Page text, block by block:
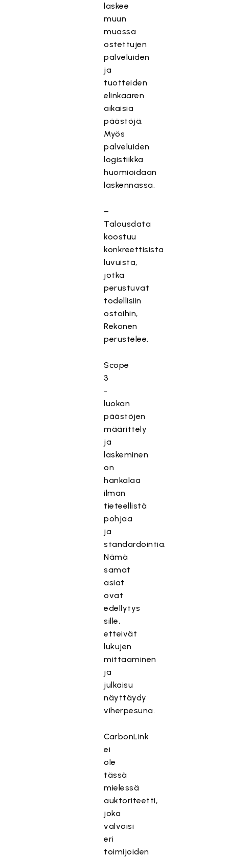
laskee
muun
muassa
ostettujen
palveluiden
ja
tuotteiden
elinkaaren
aikaisia
päästöjä.
Myös
palveluiden
logistiikka
huomioidaan
laskennassa.
–
Talousdata
koostuu
konkreettisista
luvuista,
jotka
perustuvat
todellisiin
ostoihin,
Rekonen
perustelee.
Scope
3
-
luokan
päästöjen
määrittely
ja
laskeminen
on
hankalaa
ilman
tieteellistä
pohjaa
ja
standardointia.
Nämä
samat
asiat
ovat
edellytys
sille,
etteivät
lukujen
mittaaminen
ja
julkaisu
näyttäydy
viherpesuna.
CarbonLink
ei
ole
tässä
mielessä
auktoriteetti,
joka
valvoisi
eri
toimijoiden